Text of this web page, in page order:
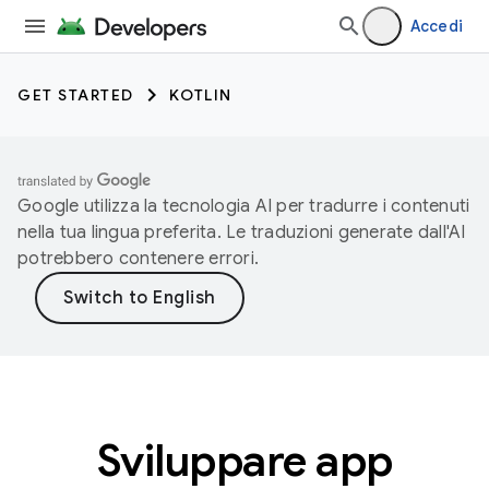
Accedi
GET STARTED KOTLIN
Google utilizza la tecnologia AI per tradurre i contenuti
nella tua lingua preferita. Le traduzioni generate dall'AI
potrebbero contenere errori.
Sviluppare app